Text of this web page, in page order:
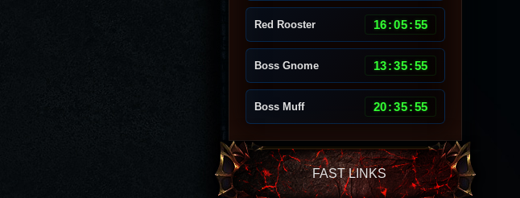
Red Rooster 16:05:51
Boss Gnome 13:35:51
Boss Muff 20:35:51
FAST LINKS